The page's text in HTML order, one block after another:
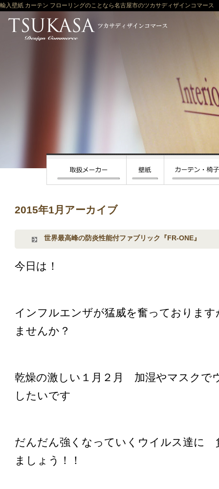
輸入壁紙 カーテン フローリングのことなら名古屋市のツカサディザインコマース
2015年1月アーカイブ
世界最高峰の防炎性能付ファブリック『FR-ONE』
今日は！
インフルエンザが猛威を奮っておりま
ませんか？
乾燥の激しい１月２月 加湿やマスクで
したいです
だんだん強くなっていくウイルス達に
ましょう！！